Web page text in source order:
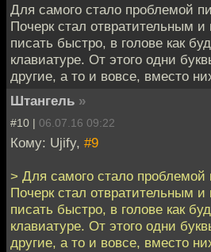
Для самого стало проблемой
Почерк стал отвратительным
писать быстро, в голове как
клавиатуре. От этого одни
другие, а то и вовсе, вместо
Штангель »
#10 | 06.07.16 09:22
Кому: Ujify, #9
> Для самого стало проблемой
Почерк стал отвратительным
писать быстро, в голове как
клавиатуре. От этого одни
другие, а то и вовсе, вместо